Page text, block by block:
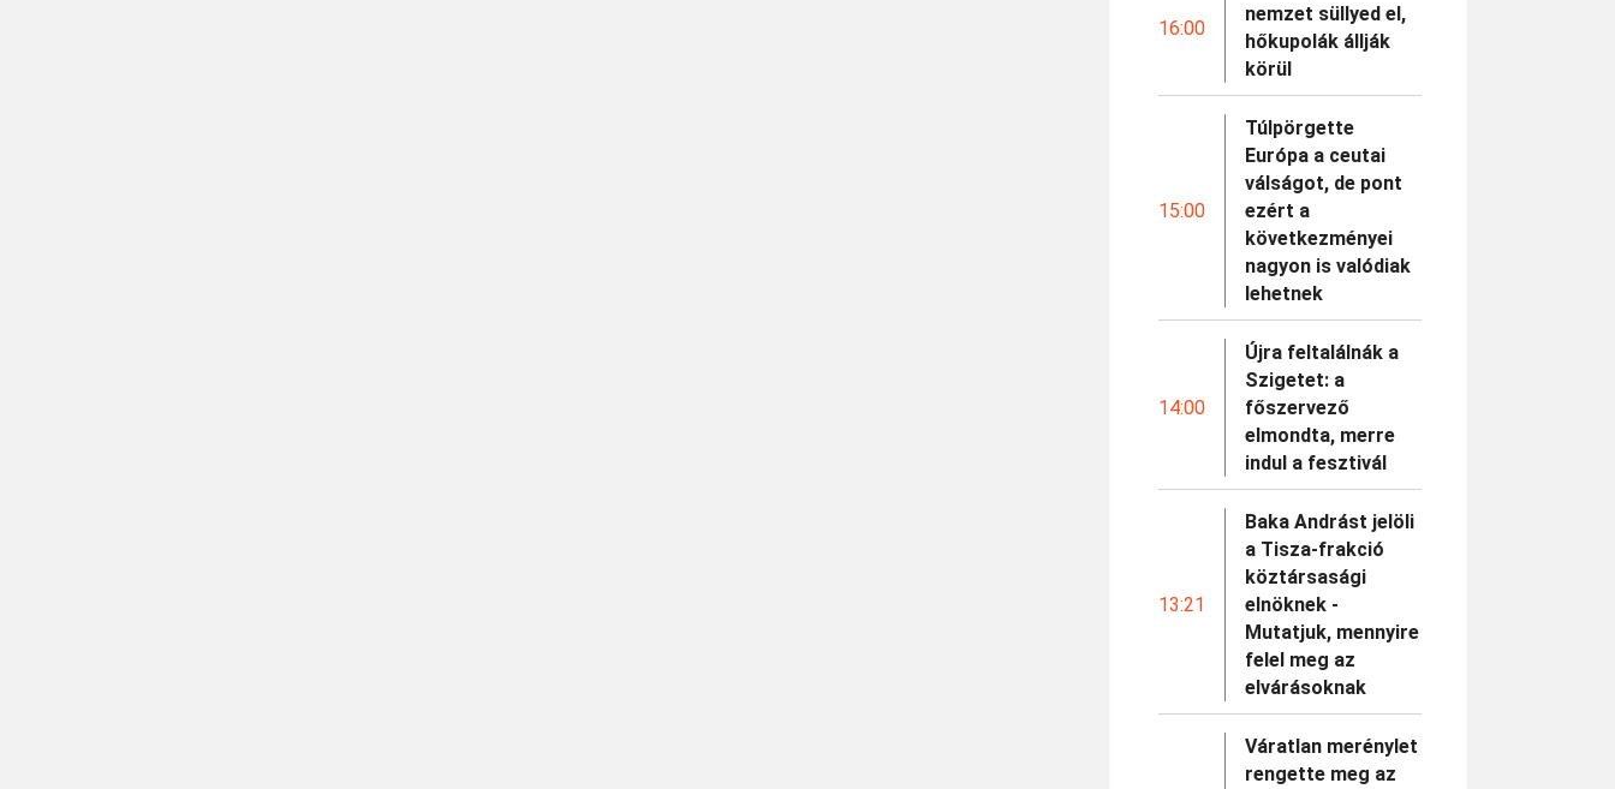
16:00
nemzet süllyed el,
hőkupolák állják
körül
15:00
Túlpörgette
Európa a ceutai
válságot, de pont
ezért a
következményei
nagyon is valódiak
lehetnek
14:00
Újra feltalálnák a
Szigetet: a
főszervező
elmondta, merre
indul a fesztivál
13:21
Baka Andrást jelöli
a Tisza-frakció
köztársasági
elnöknek -
Mutatjuk, mennyire
felel meg az
elvárásoknak
Váratlan merénylet
rengette meg az